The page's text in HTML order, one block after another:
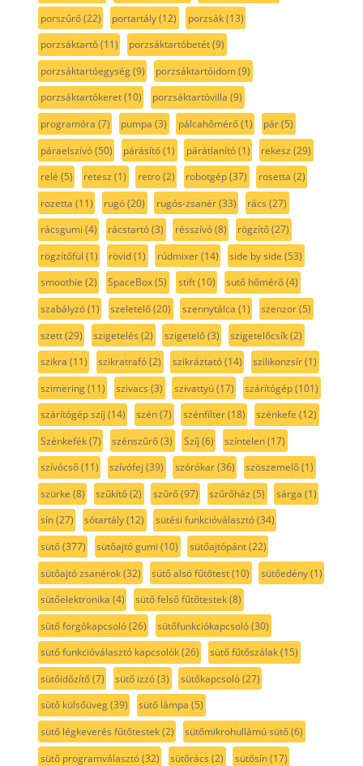
porszűrő(22) portartály(12) porzsák(13)
porzsáktartó(11) porzsáktartóbetét(9)
porzsáktartóegység(9) porzsáktartóidom(9)
porzsáktartókeret(10) porzsáktartóvilla (9)
programóra (7) pumpa (3) pálcahőmérő(1) pár(5)
páraelszívó(50) párásító(1) párátlanító(1) rekesz (29)
relé (5) retesz (1) retro(2) robotgép(37) rosetta (2)
rozetta (11) rugó(20) rugós-zsanér(33) rács (27)
rácsgumi (4) rácstartó(3) résszívó(8) rögzítő(27)
rögzítőfül (1) rövid(1) rúdmixer(14) side by side (53)
smoothie (2) SpaceBox(5) stift(10) sutő hőmérő(4)
szabályzó(1) szeletelő(20) szennytálca (1) szenzor(5)
szett(29) szigetelés (2) szigetelő(3) szigetelőcsík(2)
szikra (11) szikratrafó(2) szikráztató(14) szilikonzsír(1)
szimering(11) szivacs (3) szivattyú(17) szárítógép(101)
szárítógép szíj (14) szén(7) szénfilter(18) szénkefe (12)
Szénkefék(7) szénszűrő(3) Szíj (6) színtelen(17)
szívócső(11) szívófej (39) szórókar(36) szöszemelő(1)
szürke (8) szűkítő(2) szűrő(97) szűrőház (5) sárga (1)
sín(27) sótartály(12) sütési funkcióválasztó(34)
sütő(377) sütőajtó gumi (10) sütőajtópánt(22)
sütőajtó zsanérok(32) sütő alsó fűtőtest(10) sütőedény(1)
sütőelektronika (4) sütő felső fűtőtestek(8)
sütő forgókapcsoló(26) sütőfunkciókapcsoló(30)
sütő funkcióválasztó kapcsolók(26) sütő fűtőszálak(15)
sütőidőzítő(7) sütő izzó(3) sütőkapcsoló(27)
sütő külsőüveg(39) sütő lámpa (5)
sütő légkeverés fűtőtestek(2) sütőmikrohullámú sütő(6)
sütő programválasztó(32) sütőrács (2) sütősín(17)